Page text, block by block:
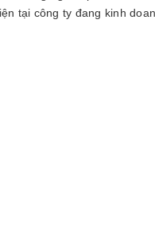
tại công ty đang kinh